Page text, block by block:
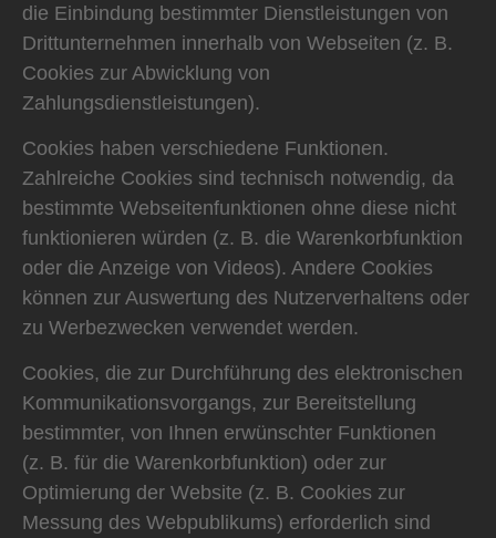
die Einbindung bestimmter Dienstleistungen von
Drittunternehmen innerhalb von Webseiten (z. B.
Cookies zur Abwicklung von
Zahlungsdienstleistungen).
Cookies haben verschiedene Funktionen.
Zahlreiche Cookies sind technisch notwendig, da
bestimmte Webseitenfunktionen ohne diese nicht
funktionieren würden (z. B. die Warenkorbfunktion
oder die Anzeige von Videos). Andere Cookies
können zur Auswertung des Nutzerverhaltens oder
zu Werbezwecken verwendet werden.
Cookies, die zur Durchführung des elektronischen
Kommunikationsvorgangs, zur Bereitstellung
bestimmter, von Ihnen erwünschter Funktionen
(z. B. für die Warenkorbfunktion) oder zur
Optimierung der Website (z. B. Cookies zur
Messung des Webpublikums) erforderlich sind